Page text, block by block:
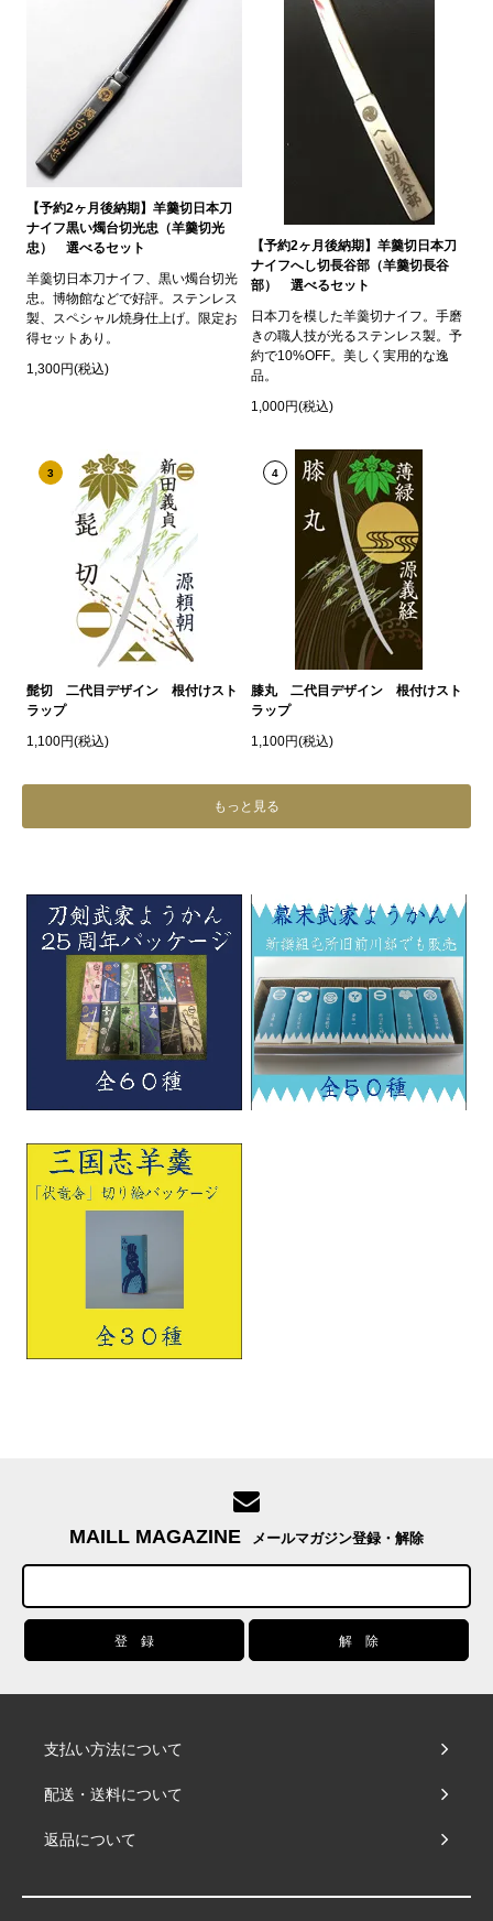
【予約2ヶ月後納期】羊羹切日本刀
ナイフ黒い燭台切光忠（羊羹切光
忠） 選べるセット
羊羹切日本刀ナイフ、黒い燭台切光
忠。博物館などで好評。ステンレス
製、スペシャル焼身仕上げ。限定お
得セットあり。
1,300円(税込)
【予約2ヶ月後納期】羊羹切日本刀
ナイフへし切長谷部（羊羹切長谷
部） 選べるセット
日本刀を模した羊羹切ナイフ。手磨
きの職人技が光るステンレス製。予
約で10%OFF。美しく実用的な逸
品。
1,000円(税込)
3
髭切 二代目デザイン 根付けスト
ラップ
1,100円(税込)
4
膝丸 二代目デザイン 根付けスト
ラップ
1,100円(税込)
もっと見る
MAILL MAGAZINE メールマガジン登録・解除
支払い方法について
配送・送料について
返品について